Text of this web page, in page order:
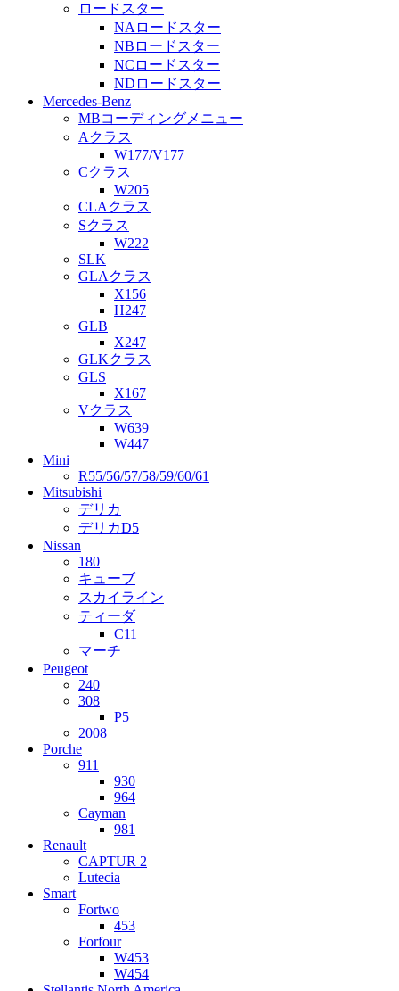
ロードスター
NAロードスター
NBロードスター
NCロードスター
NDロードスター
Mercedes-Benz
MBコーディングメニュー
Aクラス
W177/V177
Cクラス
W205
CLAクラス
Sクラス
W222
SLK
GLAクラス
X156
H247
GLB
X247
GLKクラス
GLS
X167
Vクラス
W639
W447
Mini
R55/56/57/58/59/60/61
Mitsubishi
デリカ
デリカD5
Nissan
180
キューブ
スカイライン
ティーダ
C11
マーチ
Peugeot
240
308
P5
2008
Porche
911
930
964
Cayman
981
Renault
CAPTUR 2
Lutecia
Smart
Fortwo
453
Forfour
W453
W454